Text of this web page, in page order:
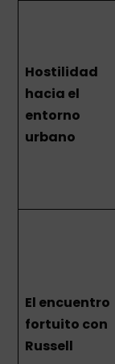
Hostilidad
hacia el
entorno
urbano
El encuentro
fortuito con
Russell